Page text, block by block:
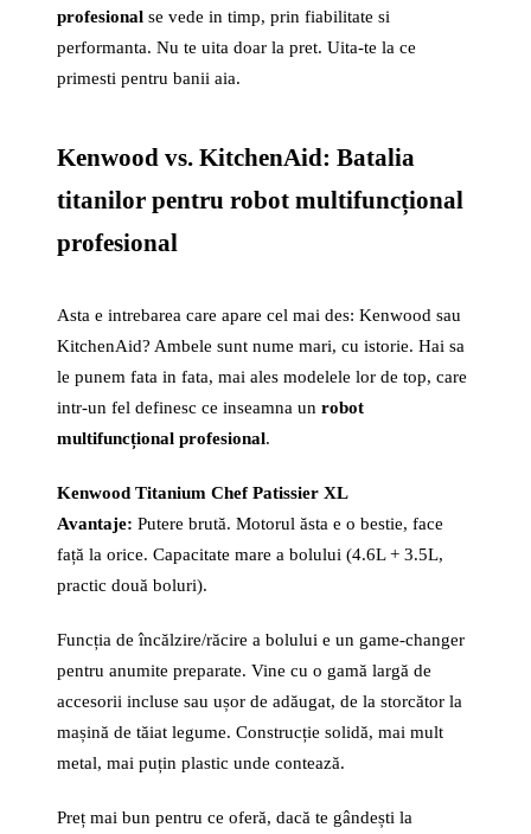
profesional se vede in timp, prin fiabilitate si
performanta. Nu te uita doar la pret. Uita-te la ce
primesti pentru banii aia.
Kenwood vs. KitchenAid: Batalia
titanilor pentru robot multifuncțional
profesional
Asta e intrebarea care apare cel mai des: Kenwood sau
KitchenAid? Ambele sunt nume mari, cu istorie. Hai sa
le punem fata in fata, mai ales modelele lor de top, care
intr-un fel definesc ce inseamna un robot
multifuncțional profesional.
Kenwood Titanium Chef Patissier XL
Avantaje: Putere brută. Motorul ăsta e o bestie, face
față la orice. Capacitate mare a bolului (4.6L + 3.5L,
practic două boluri).
Funcția de încălzire/răcire a bolului e un game-changer
pentru anumite preparate. Vine cu o gamă largă de
accesorii incluse sau ușor de adăugat, de la storcător la
mașină de tăiat legume. Construcție solidă, mai mult
metal, mai puțin plastic unde contează.
Preț mai bun pentru ce oferă, dacă te gândești la